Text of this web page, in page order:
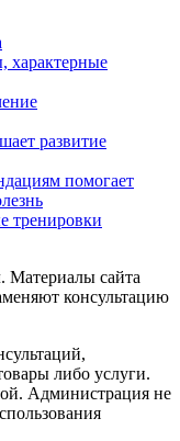
развитие
помогает
тренировки
сайта
консультацию
либо услуги.
Администрация не